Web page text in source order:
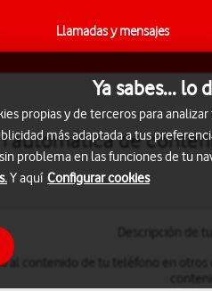
Llamadas y mensajes
de
al contenido de tu teléfono en
Ya sabes... lo
propias y de terceros para
más adaptada a tus
problema en las funciones de tu
Y aquí Configurar cookies